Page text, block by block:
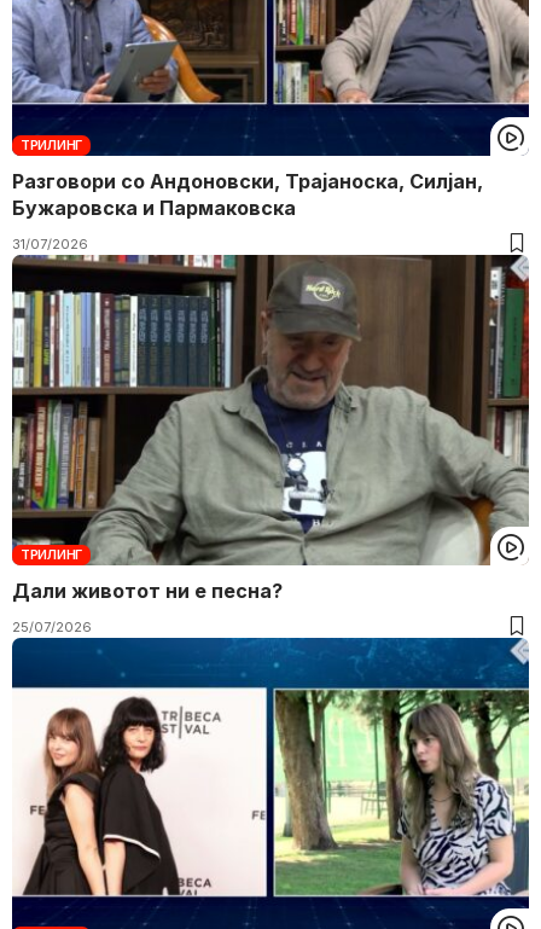
ТРИЛИНГ
Разговори со Андоновски, Трајаноска, Силјан,
Бужаровска и Пармаковска
31/07/2026
ТРИЛИНГ
Дали животот ни е песна?
25/07/2026